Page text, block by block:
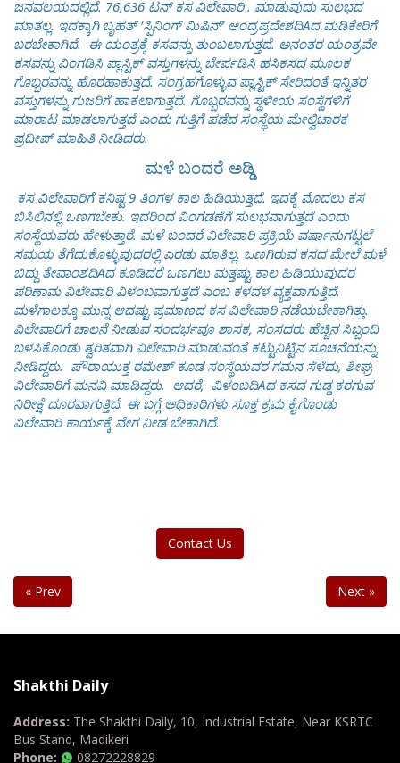
ಜನವಲಯದಲ್ಲಿದೆ. 76,636 ಟನ್ ಕಸ ವಿಲೇವಾರಿ . ಮಾಡುವುದು ಸುಲಭದ
ಮಾತಲ್ಲ. ಇದಕ್ಕಾಗಿ ಬೃಹತ್ ‘ಸ್ಪಿನಿಂಗ್ ಮಿಷಿನ್’ ಆಂದ್ರಪ್ರದೇಶದಿAದ ಮಡಿಕೇರಿಗೆ
ಬರಬೇಕಾಗಿದೆ. ಈ ಯಂತ್ರಕ್ಕೆ ಕಸವನ್ನು ತುಂಬಲಾಗುತ್ತದೆ. ಅನಂತರ ಯಂತ್ರವೇ
ಕಸವನ್ನು ವಿಂಗಡಿಸಿ ಪ್ಲಾಸ್ಟಿಕ್ ವಸ್ತುಗಳನ್ನು ಬೇರ್ಪಡಿಸಿ ಹಸಿಕಸದ ಮೂಲಕ
ಗೊಬ್ಬರವನ್ನು ಹೊರಹಾಕುತ್ತದೆ. ಸಂಗ್ರಹಗೊಳ್ಳುವ ಪ್ಲಾಸ್ಟಿಕ್ ಸೇರಿದಂತೆ ಇನ್ನಿತರ
ವಸ್ತುಗಳನ್ನು ಗುಜರಿಗೆ ಹಾಕಲಾಗುತ್ತದೆ. ಗೊಬ್ಬರವನ್ನು ಸ್ಥಳೀಯ ಸಂಸ್ಥೆಗಳಿಗೆ
ಮಾರಾಟ ಮಾಡಲಾಗುತ್ತದೆ ಎಂದು ಗುತ್ತಿಗೆ ಪಡೆದ ಸಂಸ್ಥೆಯ ಮೇಲ್ವಿಚಾರಕ
ಪ್ರದೀಪ್ ಮಾಹಿತಿ ನೀಡಿದರು.
ಮಳೆ ಬಂದರೆ ಅಡ್ಡಿ
ಕಸ ವಿಲೇವಾರಿಗೆ ಕನಿಷ್ಟ 9 ತಿಂಗಳ ಕಾಲ ಹಿಡಿಯುತ್ತದೆ. ಇದಕ್ಕೆ ಮೊದಲು ಕಸ
ಬಿಸಿಲಿನಲ್ಲಿ ಒಣಗಬೇಕು. ಇದರಿಂದ ವಿಂಗಡಣೆಗೆ ಸುಲಭವಾಗುತ್ತದೆ ಎಂದು
ಸಂಸ್ಥೆಯವರು ಹೇಳುತ್ತಾರೆ. ಮಳೆ ಬಂದರೆ ವಿಲೇವಾರಿ ಪ್ರಕ್ರಿಯೆ ವರ್ಷಾನುಗಟ್ಟಲೆ
ಸಮಯ ತೆಗೆದುಕೊಳ್ಳುವುದರಲ್ಲಿ ಎರಡು ಮಾತಿಲ್ಲ. ಒಣಗಿರುವ ಕಸದ ಮೇಲೆ ಮಳೆ
ಬಿದ್ದು ತೇವಾಂಶದಿAದ ಕೂಡಿದರೆ ಒಣಗಲು ಮತ್ತಷ್ಟು ಕಾಲ ಹಿಡಿಯುವುದರ
ಪರಿಣಾಮ ವಿಲೇವಾರಿ ವಿಳಂಬವಾಗುತ್ತದೆ ಎಂಬ ಕಳವಳ ವ್ಯಕ್ತವಾಗುತ್ತಿದೆ.
ಮಳೆಗಾಲಕ್ಕೂ ಮುನ್ನ ಆದಷ್ಟು ಪ್ರಮಾಣದ ಕಸ ವಿಲೇವಾರಿ ನಡೆಯಬೇಕಾಗಿತ್ತು.
ವಿಲೇವಾರಿಗೆ ಚಾಲನೆ ನೀಡುವ ಸಂದರ್ಭವೂ ಶಾಸಕ, ಸಂಸದರು ಹೆಚ್ಚಿನ ಸಿಬ್ಬಂದಿ
ಬಳಸಿಕೊಂಡು ತ್ವರಿತವಾಗಿ ವಿಲೇವಾರಿ ಮಾಡುವಂತೆ ಕಟ್ಟುನಿಟ್ಟಿನ ಸೂಚನೆಯನ್ನು
ನೀಡಿದ್ದರು. ಪೌರಾಯುಕ್ತ ರಮೇಶ್ ಕೂಡ ಸಂಸ್ಥೆಯವರ ಗಮನ ಸೆಳೆದು, ಶೀಘ್ರ
ವಿಲೇವಾರಿಗೆ ಮನವಿ ಮಾಡಿದ್ದರು. ಆದರೆ, ವಿಳಂಬದಿAದ ಕಸದ ಗುಡ್ಡ ಕರಗುವ
ನಿರೀಕ್ಷೆ ದೂರವಾಗುತ್ತಿದೆ. ಈ ಬಗ್ಗೆ ಅಧಿಕಾರಿಗಳು ಸೂಕ್ತ ಕ್ರಮ ಕೈಗೊಂಡು
ವಿಲೇವಾರಿ ಕಾರ್ಯಕ್ಕೆ ವೇಗ ನೀಡ ಬೇಕಾಗಿದೆ.
Contact Us
« Prev Next »
Shakthi Daily
Address: The Shakthi Daily, 10, Industrial Estate, Near KSRTC
Bus Stand, Madikeri
Phone:
08272228829